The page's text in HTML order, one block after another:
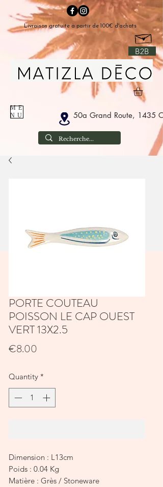
B2B
50a Grand Route, 1435
ME
NU
Livraison gratuite à partir de 100€ d'achats
PORTE COUTEAU
POISSON LE CAP OUEST
VERT 13X2.5
€8.00
Quantity *
Dimension : L13cm
Poids : 0.04 Kg
Matière : Grès / Stoneware